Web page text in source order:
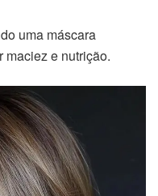
uma máscara
maciez e nutrição.